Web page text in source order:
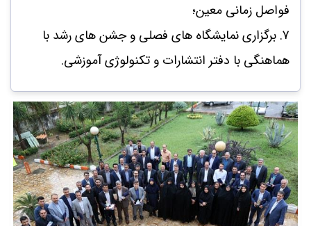
فواصل زمانی معین؛
۷. برگزاری نمایشگاه‌ های فصلی و جشن‌ های رشد با
هماهنگی با دفتر انتشارات و تکنولوژی آموزشی.